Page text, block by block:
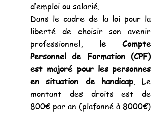
d’emploi ou salarié.
Dans le cadre de la loi pour la
liberté de choisir son avenir
professionnel, le Compte
Personnel de Formation (CPF)
est majoré pour les personnes
en situation de handicap. Le
montant des droits est de
800€ par an (plafonné à 8000€)